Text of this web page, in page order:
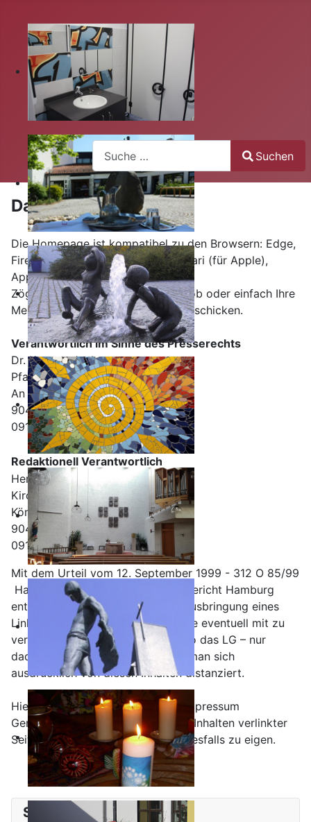
Suchen
Type 2 or more characters for results.
Suchen
Startseite
Datenschutzerklärung
Die Homepage ist kompatibel zu den Browsern: Edge,
Firefox, Opera, Chrome, Apple Safari (für Apple),
Apple Avast Secure (für Windows).
Zögern Sie auch nicht mit Kritik, Lob oder einfach Ihre
Meinung zu unserer Homepage zu schicken.
Verantwortlich im Sinne des Presserechts
Dr. Karsten Junk
Pfarradministrator
An der Radrunde 155
90455 Nürnberg
0911 / 88 44 91
Redaktionell Verantwortlich
Herbert Hänecke
Kirchortsrat - Öffentlichkeitsarbeit
Königsweiherstraße 13
90455 Nürnberg
0911 / 88 29 15
Mit dem Urteil vom 12. September 1999 - 312 O 85/99
­ Haftung für Links - hat das Landgericht Hamburg
entschieden, daß man durch die Ausbringung eines
Links die Inhalte der gelinkten Seite eventuell mit zu
verantworten hat. Dieses kann – so das LG – nur
dadurch verhindert werden, dass man sich
ausdrücklich von diesen Inhalten distanziert.
Hiermit distanzieren sich, die im Impressum
Genannten, ausdrücklich von allen Inhalten verlinkter
Seiten und machen sich diese keinesfalls zu eigen.